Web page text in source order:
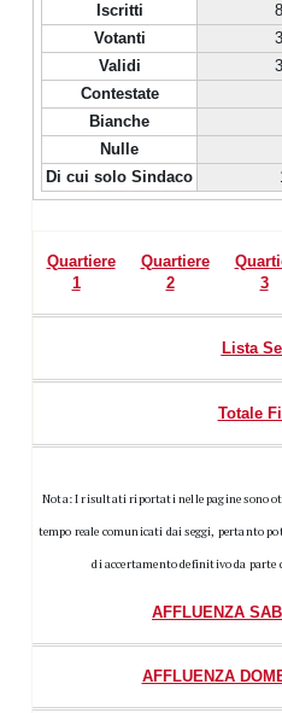
Iscritti
Votanti
Validi
Contestate
Bianche
Nulle
Di cui solo Sindaco
Quartiere
1
Quartiere
2
3
Lista
Totale
Nota: I risultati riportati nelle pagine sono
tempo reale comunicati dai seggi, pertanto
di accertamento definitivo da parte
AFFLUENZA
AFFLUENZA